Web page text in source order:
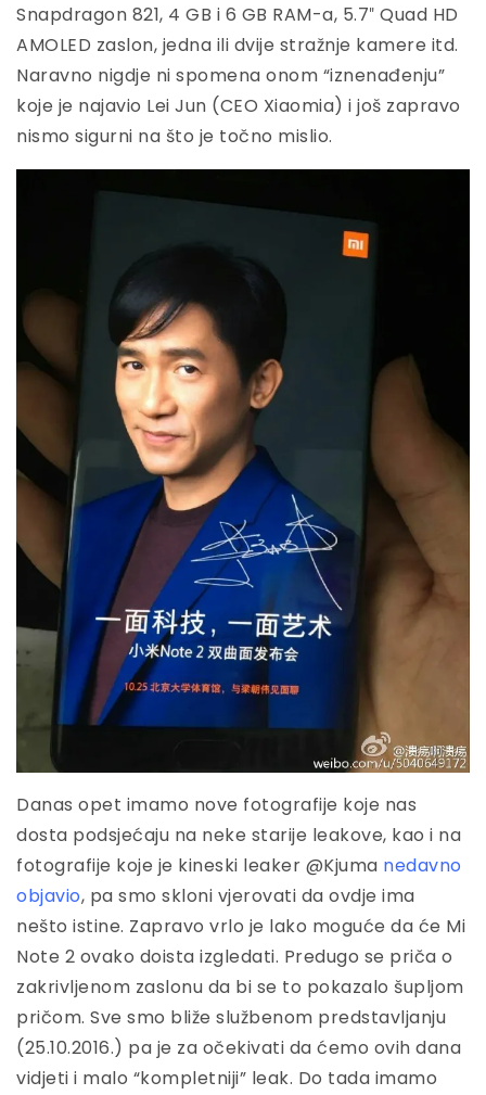
Snapdragon 821, 4 GB i 6 GB RAM-a, 5.7″ Quad HD
AMOLED zaslon, jedna ili dvije stražnje kamere itd.
Naravno nigdje ni spomena onom “iznenađenju”
koje je najavio Lei Jun (CEO Xiaomia) i još zapravo
nismo sigurni na što je točno mislio.
Danas opet imamo nove fotografije koje nas
dosta podsjećaju na neke starije leakove, kao i na
fotografije koje je kineski leaker @Kjuma nedavno
objavio, pa smo skloni vjerovati da ovdje ima
nešto istine. Zapravo vrlo je lako moguće da će Mi
Note 2 ovako doista izgledati. Predugo se priča o
zakrivljenom zaslonu da bi se to pokazalo šupljom
pričom. Sve smo bliže službenom predstavljanju
(25.10.2016.) pa je za očekivati da ćemo ovih dana
vidjeti i malo “kompletniji” leak. Do tada imamo